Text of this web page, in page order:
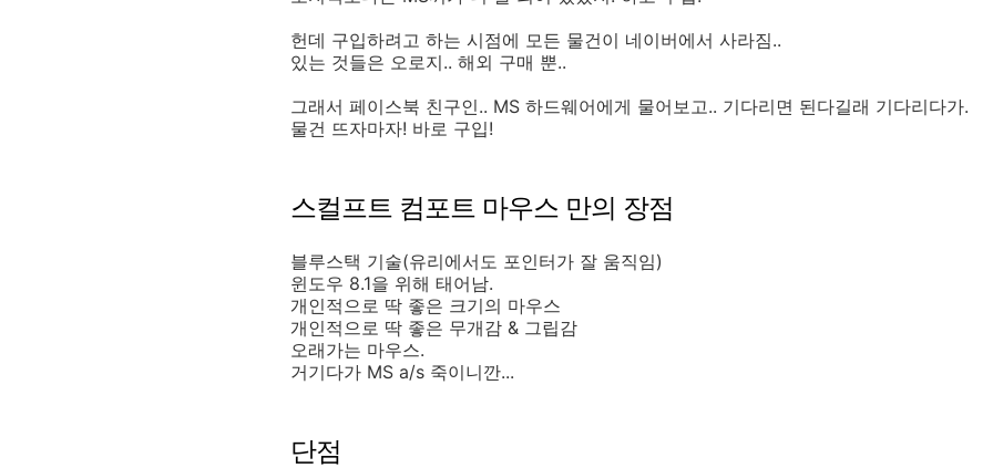
헌데 구입하려고 하는 시점에 모든 물건이 네이버에서 사라짐..
있는 것들은 오로지.. 해외 구매 뿐..
그래서 페이스북 친구인.. MS 하드웨어에게 물어보고.. 기다리면 된다길래 기다리다가.
물건 뜨자마자! 바로 구입!
스컬프트 컴포트 마우스 만의 장점
블루스택 기술(유리에서도 포인터가 잘 움직임)
윈도우 8.1을 위해 태어남.
개인적으로 딱 좋은 크기의 마우스
개인적으로 딱 좋은 무개감 & 그립감
오래가는 마우스.
거기다가 MS a/s 죽이니깐...
단점